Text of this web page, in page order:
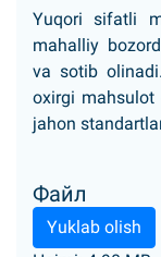
Yuqori sifatli
mahalliy
va sotib
oxirgi mahsulot
jahon
Файл
Yuklab olish